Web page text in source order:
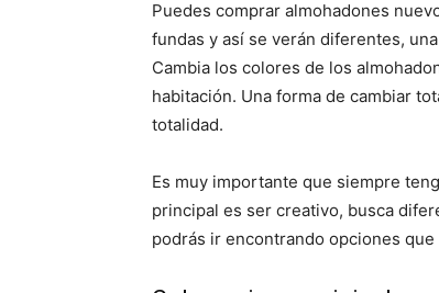
Puedes comprar almohadones
fundas y así se verán diferentes,
Cambia los colores de los
habitación. Una forma de cambiar
totalidad.
Es muy importante que siempre
principal es ser creativo, busca
podrás ir encontrando opciones